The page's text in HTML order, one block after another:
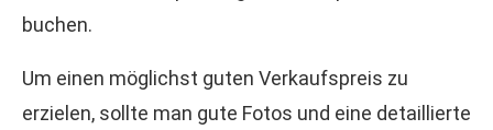
buchen.
Um einen möglichst guten Verkaufspreis zu
erzielen, sollte man gute Fotos und eine detaillierte